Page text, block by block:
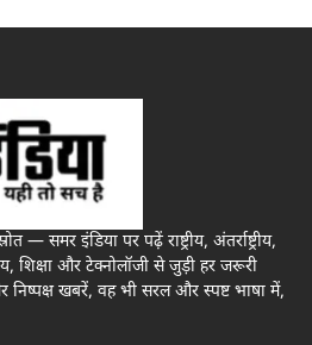
— समर इंडिया पर पढ़ें राष्ट्रीय, अंतर्राष्ट्रीय,
शिक्षा और टेक्नोलॉजी से जुड़ी हर जरूरी
खबरें, वह भी सरल और स्पष्ट भाषा में,